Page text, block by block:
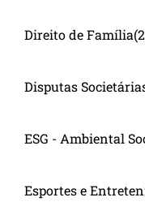
Direito de Família
Disputas
ESG - Ambiental
Esportes e